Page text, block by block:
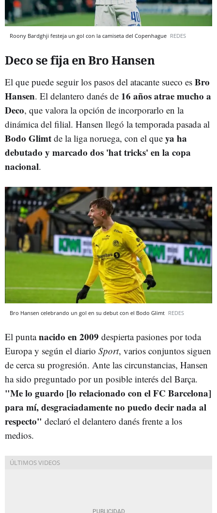
Roony Bardghji festeja un gol con la camiseta del Copenhague REDES
Deco se fija en Bro Hansen
El que puede seguir los pasos del atacante sueco es Bro
Hansen. El delantero danés de 16 años atrae mucho a
Deco, que valora la opción de incorporarlo en la
dinámica del filial. Hansen llegó la temporada pasada al
Bodo Glimt de la liga noruega, con el que ya ha
debutado y marcado dos 'hat tricks' en la copa
nacional.
Bro Hansen celebrando un gol en su debut con el Bodo Glimt REDES
El puntanacido en 2009 despierta pasiones por toda
Europa y según el diario Sport, varios conjuntos siguen
de cerca su progresión. Ante las circunstancias, Hansen
ha sido preguntado por un posible interés del Barça.
"Me lo guardo [lo relacionado con el FC Barcelona]
para mí, desgraciadamente no puedo decir nada al
respecto" declaró el delantero danés frente a los
medios.